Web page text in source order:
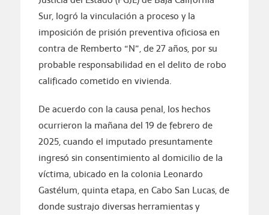
Sur, logró la vinculación a proceso y la
imposición de prisión preventiva oficiosa en
contra de Remberto “N”, de 27 años, por su
probable responsabilidad en el delito de robo
calificado cometido en vivienda.
De acuerdo con la causa penal, los hechos
ocurrieron la mañana del 19 de febrero de
2025, cuando el imputado presuntamente
ingresó sin consentimiento al domicilio de la
víctima, ubicado en la colonia Leonardo
Gastélum, quinta etapa, en Cabo San Lucas, de
donde sustrajo diversas herramientas y